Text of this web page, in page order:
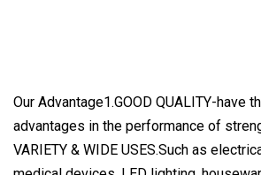
Our Advantage1.GOOD QUALITY-have
advantages in the performance of
VARIETY & WIDE USES.Such as